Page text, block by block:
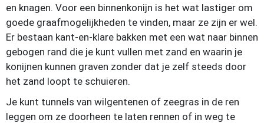
en knagen. Voor een binnenkonijn is het wat lastiger om
goede graafmogelijkheden te vinden, maar ze zijn er wel.
Er bestaan kant-en-klare bakken met een wat naar binnen
gebogen rand die je kunt vullen met zand en waarin je
konijnen kunnen graven zonder dat je zelf steeds door
het zand loopt te schuieren.
Je kunt tunnels van wilgentenen of zeegras in de ren
leggen om ze doorheen te laten rennen of in weg te